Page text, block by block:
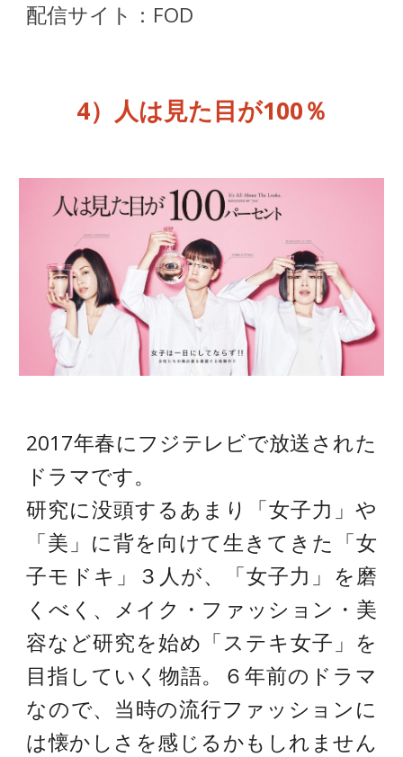
配信サイト：FOD
4） 人は見た目が100％
2017年春にフジテレビで放送された
ドラマです。
研究に没頭するあまり「女子力」や
「美」に背を向けて生きてきた「女
子モドキ」３人が、「女子力」を磨
くべく、メイク・ファッション・美
容など研究を始め「ステキ女子」を
目指していく物語。６年前のドラマ
なので、当時の流行ファッションに
は懐かしさを感じるかもしれません